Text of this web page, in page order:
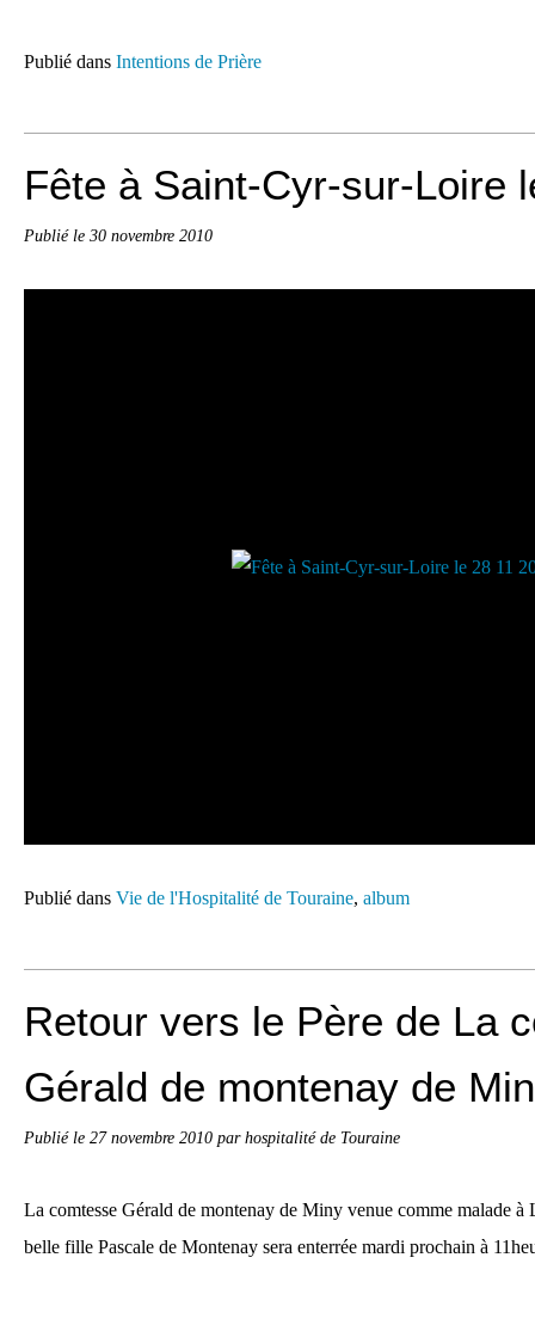
Publié dans Intentions de Prière
Fête à Saint-Cyr-sur-Loire
Publié le 30 novembre 2010
Publié dans Vie de l'Hospitalité de Touraine, album
Retour vers le Père de La
Gérald de montenay de
Publié le 27 novembre 2010 par hospitalité de Touraine
La comtesse Gérald de montenay de Miny venue comme malade à
belle fille Pascale de Montenay sera enterrée mardi prochain à